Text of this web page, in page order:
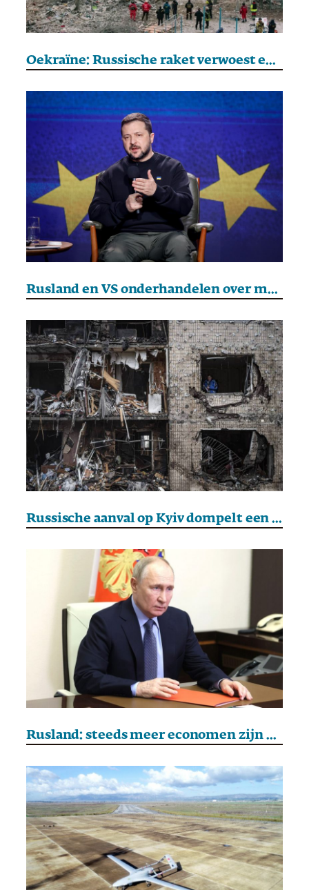
Oekraïne: Russische raket verwoest een gebouw in Charkiv
Rusland en VS onderhandelen over mogelijk akkoord, Oekraïne bezorgd
Russische aanval op Kyiv dompelt een deel van de stad in het donker
Rusland: steeds meer economen zijn het oneens met de lijn van het Kremlin